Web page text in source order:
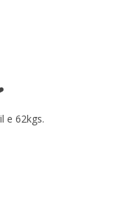
e 62kgs.